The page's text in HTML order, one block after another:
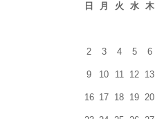
日
月 火 水 木
2 3 4 5 6
9 10 11 12 13
16 17 18 19 20